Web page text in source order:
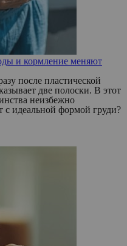
и кормление меняют
после пластической
две полоски. В этот
неизбежно
с идеальной формой груди?